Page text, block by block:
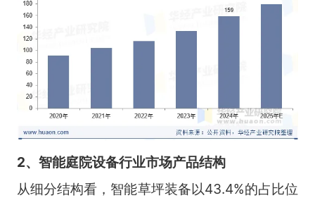
2、智能庭院设备行业市场产品结构
从细分结构看，智能草坪装备以43.4%的占比位